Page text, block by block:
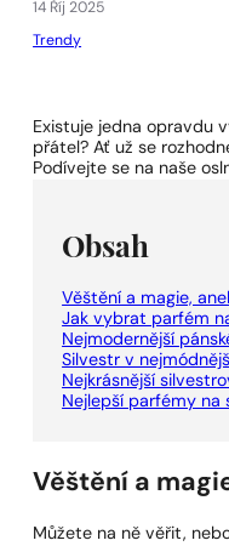
14 Říj 2025
Trendy
Existuje jedna opravdu
přátel? Ať už se
Podívejte se na naše
Obsah
Věštění a magie,
Jak vybrat parfém
Nejmodernější
Silvestr v
Nejkrásnější
Nejlepší parfémy na
Věštění a
Můžete na ně věřit,